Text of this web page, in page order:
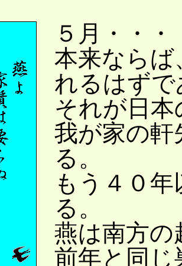
５月・・・
本来ならば
れるはずで
それが日
我が家の軒
る。
もう４０
る。
燕は南方の
前年と同